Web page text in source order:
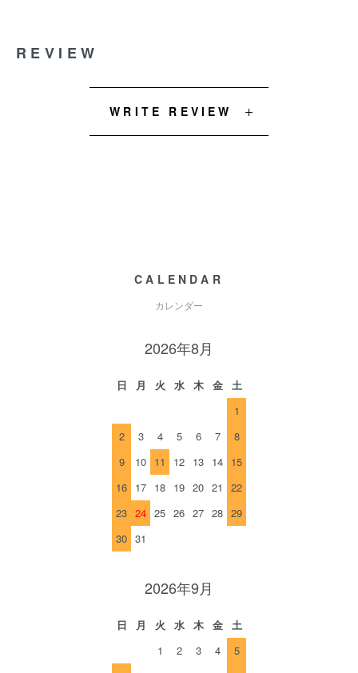
REVIEW
WRITE REVIEW
CALENDAR
カレンダー
2026年8月
日 月 火 水 木 金
土
1
2
3 4 5 6 7
8
9
10 11 12 13 14 15
16 17 18 19 20 21
22
23 24 25 26 27 28 29
30 31
2026年9月
日 月 火 水 木 金
土
1
2 3 4
5